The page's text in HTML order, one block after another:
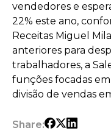
vendedores e
22% este ano,
Receitas Miguel
anteriores para
trabalhadores, a
funções focadas
divisão de vendas
Share: